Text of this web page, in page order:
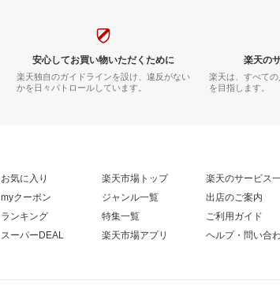
安心してお買い物いただくために
楽天独自のガイドラインを設け、違反がない
かを日々パトロールしています。
楽天の
楽天は、すべて
を目指します。
お気に入り
myクーポン
ランキング
スーパーDEAL
楽天市場トップ
ジャンル一覧
特集一覧
楽天市場アプリ
楽天のサービス
出店のご案内
ご利用ガイド
ヘルプ・問い合